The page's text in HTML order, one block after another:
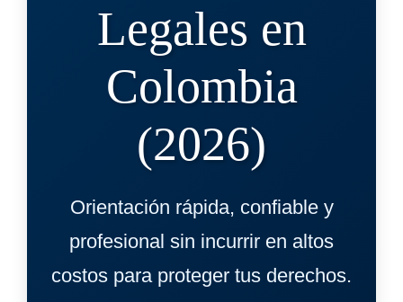
Legales en
Colombia
(2026)
Orientación rápida, confiable y
profesional sin incurrir en altos
costos para proteger tus derechos.